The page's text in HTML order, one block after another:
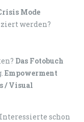
Mode
werden?
Das Fotobuch
Empowerment
/ Visual
schon